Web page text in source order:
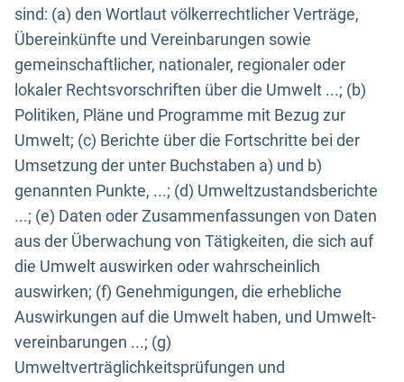
sind: (a) den Wortlaut völkerrechtlicher Verträge,
Übereinkünfte und Vereinbarungen sowie
gemeinschaftlicher, nationaler, regionaler oder
lokaler Rechtsvorschriften über die Umwelt ...; (b)
Politiken, Pläne und Programme mit Bezug zur
Umwelt; (c) Berichte über die Fortschritte bei der
Umsetzung der unter Buchstaben a) und b)
genannten Punkte, ...; (d) Umweltzustandsberichte
...; (e) Daten oder Zusammenfassungen von Daten
aus der Überwachung von Tätigkeiten, die sich auf
die Umwelt auswirken oder wahrscheinlich
auswirken; (f) Genehmigungen, die erhebliche
Auswirkungen auf die Umwelt haben, und Umwelt-
vereinbarungen ...; (g)
Umweltverträglichkeitsprüfungen und